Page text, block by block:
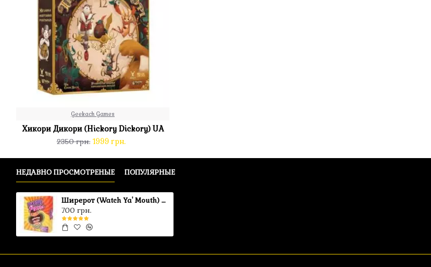
Geekach Games
Хикори Дикори (Hickory Dickory) UA
2350 грн. 1999 грн.
НЕДАВНО ПРОСМОТРЕНЫЕ ПОПУЛЯРНЫЕ
Ширерот (Watch Ya' Mouth) UA
700 грн.